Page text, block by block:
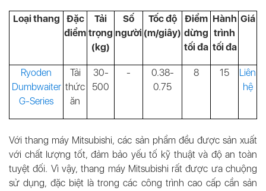
Loại thang
Đặc
điểm
Tải
trọng
(kg)
Số
người
Tốc độ
(m/giây)
Điểm
dừng
tối đa
Hành
trình
tối đa
Giá
Ryoden
Dumbwaiter
G-Series
Tải
thức
ăn
30-
500
-
0.38-
0.75
8 15
Liên
hệ
Với thang máy Mitsubishi, các sản phẩm đều được sản xuất
với chất lượng tốt, đảm bảo yếu tố kỹ thuật và độ an toàn
tuyệt đối. Vì vậy, thang máy Mitsubishi rất được ưa chuộng
sử dụng, đặc biệt là trong các công trình cao cấp cần sản